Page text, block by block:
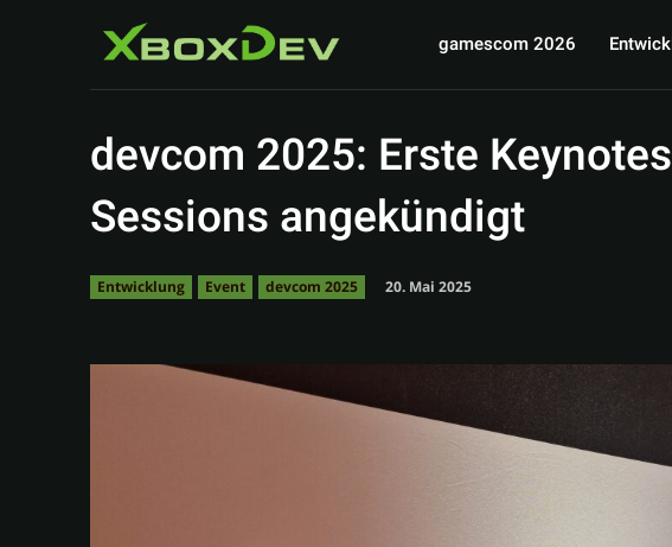
gamescom 2026
devcom 2025: Erste
Sessions angekündigt
Entwicklung Event devcom 2025 20. Mai 2025